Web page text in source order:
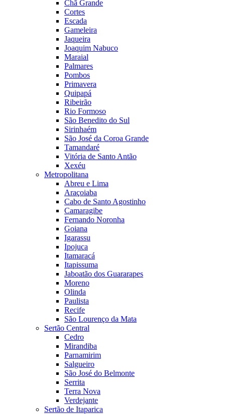
Chã Grande
Cortes
Escada
Gameleira
Jaqueira
Joaquim Nabuco
Maraial
Palmares
Pombos
Primavera
Quipapá
Ribeirão
Rio Formoso
São Benedito do Sul
Sirinhaém
São José da Coroa Grande
Tamandaré
Vitória de Santo Antão
Xexéu
Metropolitana
Abreu e Lima
Araçoiaba
Cabo de Santo Agostinho
Camaragibe
Fernando Noronha
Goiana
Igarassu
Ipojuca
Itamaracá
Itapissuma
Jaboatão dos Guararapes
Moreno
Olinda
Paulista
Recife
São Lourenço da Mata
Sertão Central
Cedro
Mirandiba
Parnamirim
Salgueiro
São José do Belmonte
Serrita
Terra Nova
Verdejante
Sertão de Itaparica